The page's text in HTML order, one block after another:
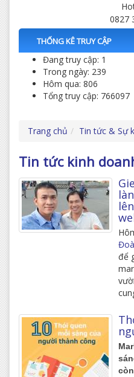
0827
THỐNG KÊ TRUY CẬP
Đang truy cập: 1
Trong ngày: 239
Hôm qua: 806
Tổng truy cập: 766097
Trang chủ Tin tức & Sự
Tin tức kinh
để